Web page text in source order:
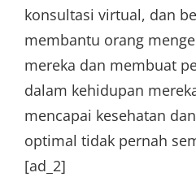
konsultasi virtual, dan
membantu orang
mereka dan membuat
dalam kehidupan
mencapai kesehatan
optimal tidak pernah
[ad_2]